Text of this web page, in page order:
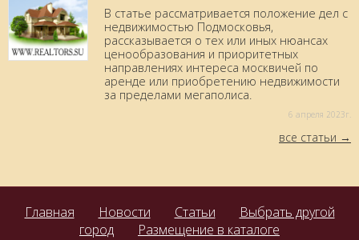
В статье рассматривается положение дел с
недвижимостью Подмосковья,
рассказывается о тех или иных нюансах
ценообразования и приоритетных
направлениях интереса москвичей по
аренде или приобретению недвижимости
за пределами мегаполиса.
6 aпреля 2023г.
все статьи
Главная Новости Статьи
Выбрать другой
город
Размещение в каталоге